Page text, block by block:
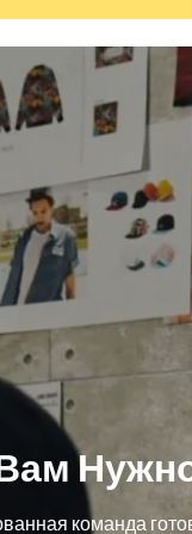
команда